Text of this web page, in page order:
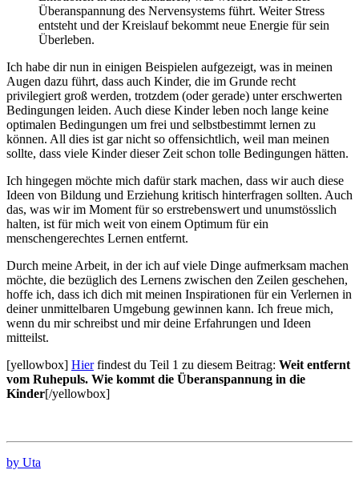
Überanspannung des Nervensystems führt. Weiter Stress
entsteht und der Kreislauf bekommt neue Energie für sein
Überleben.
Ich habe dir nun in einigen Beispielen aufgezeigt, was in meinen
Augen dazu führt, dass auch Kinder, die im Grunde recht
privilegiert groß werden, trotzdem (oder gerade) unter erschwerten
Bedingungen leiden. Auch diese Kinder leben noch lange keine
optimalen Bedingungen um frei und selbstbestimmt lernen zu
können. All dies ist gar nicht so offensichtlich, weil man meinen
sollte, dass viele Kinder dieser Zeit schon tolle Bedingungen hätten.
Ich hingegen möchte mich dafür stark machen, dass wir auch diese
Ideen von Bildung und Erziehung kritisch hinterfragen sollten. Auch
das, was wir im Moment für so erstrebenswert und unumstösslich
halten, ist für mich weit von einem Optimum für ein
menschengerechtes Lernen entfernt.
Durch meine Arbeit, in der ich auf viele Dinge aufmerksam machen
möchte, die bezüglich des Lernens zwischen den Zeilen geschehen,
hoffe ich, dass ich dich mit meinen Inspirationen für ein Verlernen in
deiner unmittelbaren Umgebung gewinnen kann. Ich freue mich,
wenn du mir schreibst und mir deine Erfahrungen und Ideen
mitteilst.
[yellowbox] Hierfindest du Teil 1 zu diesem Beitrag: Weit entfernt
vom Ruhepuls. Wie kommt die Überanspannung in die
Kinder[/yellowbox]
by Uta